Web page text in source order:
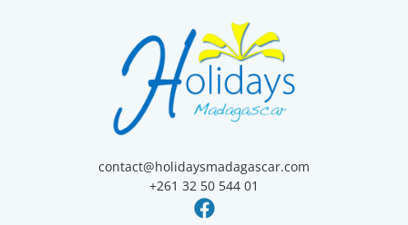
contact@holidaysmadagascar.com
+261 32 50 544 01